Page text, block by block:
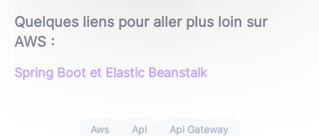
Quelques liens pour aller plus loin sur
AWS :
Spring Boot et Elastic Beanstalk
Aws Api Api Gateway